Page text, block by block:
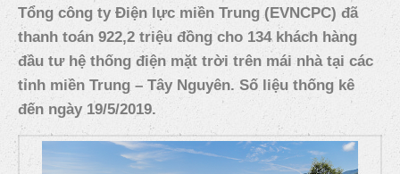
Tổng công ty Điện lực miền Trung (EVNCPC) đã
thanh toán 922,2 triệu đồng cho 134 khách hàng
đầu tư hệ thống điện mặt trời trên mái nhà tại các
tỉnh miền Trung – Tây Nguyên. Số liệu thống kê
đến ngày 19/5/2019.